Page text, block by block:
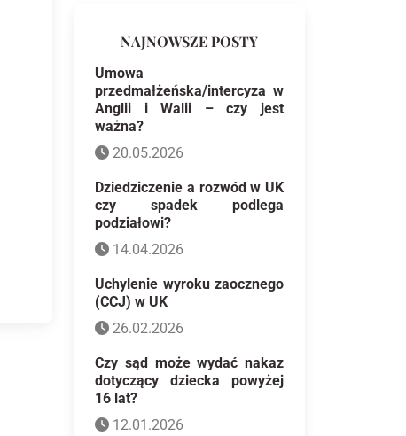
NAJNOWSZE POSTY
Umowa
przedmałżeńska/intercyza w
Anglii i Walii – czy jest
ważna?
20.05.2026
Dziedziczenie a rozwód w UK
czy spadek podlega
podziałowi?
14.04.2026
Uchylenie wyroku zaocznego
(CCJ) w UK
26.02.2026
Czy sąd może wydać nakaz
dotyczący dziecka powyżej
16 lat?
12.01.2026